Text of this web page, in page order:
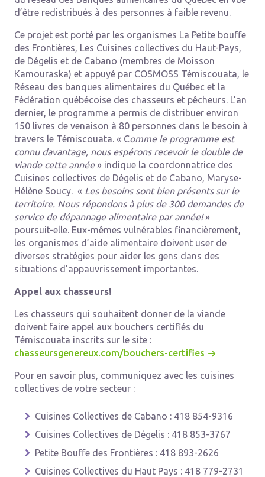
d’être redistribués à des personnes à faible revenu.
Ce projet est porté par les organismes La Petite bouffe
des Frontières, Les Cuisines collectives du Haut-Pays,
de Dégelis et de Cabano (membres de Moisson
Kamouraska) et appuyé par COSMOSS Témiscouata, le
Réseau des banques alimentaires du Québec et la
Fédération québécoise des chasseurs et pêcheurs. L’an
dernier, le programme a permis de distribuer environ
150 livres de venaison à 80 personnes dans le besoin à
travers le Témiscouata. « Comme le programme est
connu davantage, nous espérons recevoir le double de
viande cette année» indique la coordonnatrice des
Cuisines collectives de Dégelis et de Cabano, Maryse-
Hélène Soucy. « Les besoins sont bien présents sur le
territoire. Nous répondons à plus de 300 demandes de
service de dépannage alimentaire par année!»
poursuit-elle. Eux-mêmes vulnérables financièrement,
les organismes d’aide alimentaire doivent user de
diverses stratégies pour aider les gens dans des
situations d’appauvrissement importantes.
Appel aux chasseurs!
Les chasseurs qui souhaitent donner de la viande
doivent faire appel aux bouchers certifiés du
Témiscouata inscrits sur le site :
chasseursgenereux.com/bouchers-certifies
Pour en savoir plus, communiquez avec les cuisines
collectives de votre secteur :
Cuisines Collectives de Cabano : 418 854-9316
Cuisines Collectives de Dégelis : 418 853-3767
Petite Bouffe des Frontières : 418 893-2626
Cuisines Collectives du Haut Pays : 418 779-2731